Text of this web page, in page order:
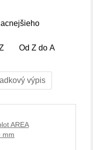
Od Z do A
výpis
AREA
mm